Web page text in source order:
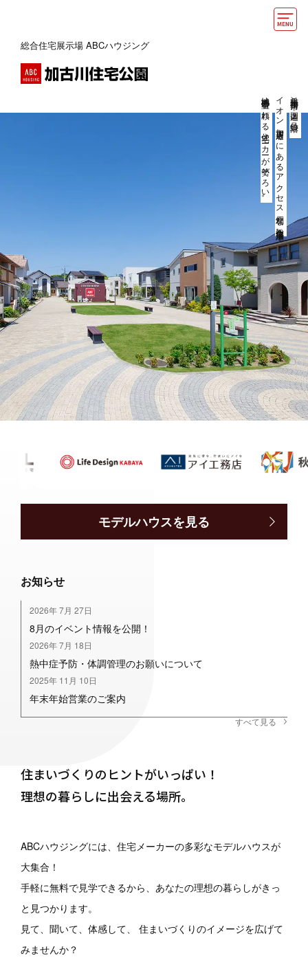
ABCハウジングトップ
マイページ アカウント登録
総合住宅展示場 ABCハウジング
兵庫県加古川市、国道２号線沿い、
イオン加古川店近くにあるアクセス便利な総合住宅展示場。
地域密着型の頼れる住宅メーカーが勢ぞろい。
モデルハウスを見る
お知らせ
2026年 7月 27日
8月のイベント情報を公開！
2026年 7月 18日
熱中症予防・体調管理のお願いについて
2025年 11月 10日
年末年始営業のご案内
すべて見る
住まいづくりのヒントがいっぱい！
理想の暮らしに出会える場所。
ABCハウジングには、 住宅メーカーの多彩なモデルハウスが
大集合！
手軽に無料で見学できるから、 あなたの理想の暮らしがきっ
と見つかります。
見て、聞いて、体感して、
住まいづくりのイメージを広げて
みませんか？